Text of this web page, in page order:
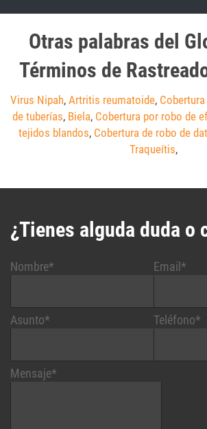
Otras palabras del
Términos de
Virus Nipah, Artritis reumatoide,
de tuberías, Biela, Cobertura por robo de
tejidos blandos, Cobertura de robo de
Traqueítis,
¿Tienes alguda duda o
Nombre*
Asunto*
Email*
Teléfono*
Mensaje*